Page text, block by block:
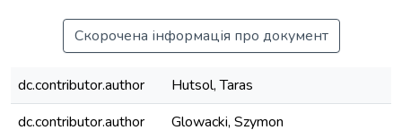
Скорочена інформація про документ
dc.contributor.author
Hutsol, Taras
dc.contributor.author
Glowacki, Szymon